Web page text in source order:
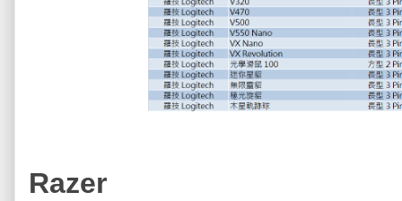
Razer